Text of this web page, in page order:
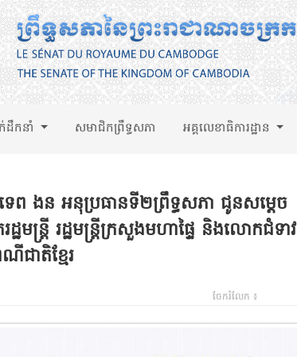
ក់ដឹកនាំ សមាជិកព្រឹទ្ធសភា អគ្គលេខាធិការដ្ឋាន
ព ងន អនុប្រធានទី២ព្រឹទ្ធសភា ជូនសម្តេច
ន្ត្រី រដ្ឋមន្ត្រីក្រសួងមហាផ្ទៃ និងលោកជំទាវ
ជាតិខ្មែរ
ចែករំលែក ៖